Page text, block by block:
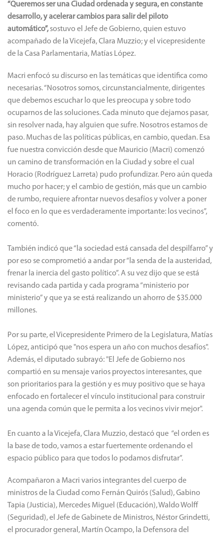
“Queremos ser una Ciudad ordenada y segura, en constante
desarrollo, y acelerar cambios para salir del piloto
automático”,sostuvo el Jefe de Gobierno, quien estuvo
acompañado de la Vicejefa, Clara Muzzio; y el vicepresidente
de la Casa Parlamentaria, Matías López.
Macri enfocó su discurso en las temáticas que identifica como
necesarias. “Nosotros somos, circunstancialmente, dirigentes
que debemos escuchar lo que les preocupa y sobre todo
ocuparnos de las soluciones. Cada minuto que dejamos pasar,
sin resolver nada, hay alguien que sufre. Nosotros estamos de
paso. Muchas de las políticas públicas, en cambio, quedan. Esa
fue nuestra convicción desde que Mauricio (Macri) comenzó
un camino de transformación en la Ciudad y sobre el cual
Horacio (Rodríguez Larreta) pudo profundizar. Pero aún queda
mucho por hacer; y el cambio de gestión, más que un cambio
de rumbo, requiere afrontar nuevos desafíos y volver a poner
el foco en lo que es verdaderamente importante: los vecinos”,
comentó.
También indicó que “la sociedad está cansada del despilfarro” y
por eso se comprometió a andar por “la senda de la austeridad,
frenar la inercia del gasto político”. A su vez dijo que se está
revisando cada partida y cada programa “ministerio por
ministerio” y que ya se está realizando un ahorro de $35.000
millones.
Por su parte, el Vicepresidente Primero de la Legislatura, Matías
López, anticipó que "nos espera un año con muchos desafíos".
Además, el diputado subrayó: "El Jefe de Gobierno nos
compartió en su mensaje varios proyectos interesantes, que
son prioritarios para la gestión y es muy positivo que se haya
enfocado en fortalecer el vínculo institucional para construir
una agenda común que le permita a los vecinos vivir mejor".
En cuanto a la Vicejefa, Clara Muzzio, destacó que “el orden es
la base de todo, vamos a estar fuertemente ordenando el
espacio público para que todos lo podamos disfrutar”.
Acompañaron a Macri varios integrantes del cuerpo de
ministros de la Ciudad como Fernán Quirós (Salud), Gabino
Tapia (Justicia), Mercedes Miguel (Educación), Waldo Wolff
(Seguridad), el Jefe de Gabinete de Ministros, Néstor Grindetti,
el procurador general, Martín Ocampo, la Defensora del